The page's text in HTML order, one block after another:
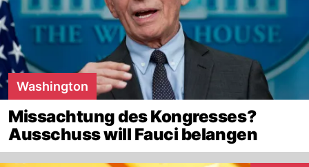
Washington
Missachtung des Kongresses?
Ausschuss will Fauci belangen